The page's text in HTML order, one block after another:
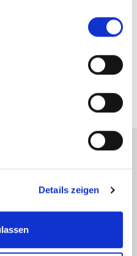
Details zeigen